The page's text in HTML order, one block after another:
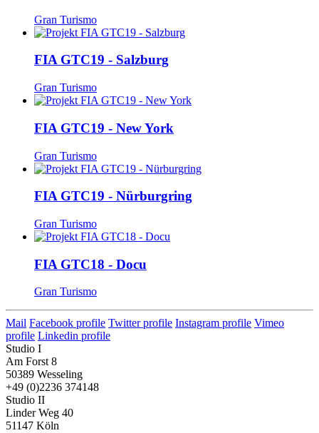
Gran Turismo
FIA GTC19 - Salzburg
Gran Turismo
FIA GTC19 - New York
Gran Turismo
FIA GTC19 - Nürburgring
Gran Turismo
FIA GTC18 - Docu
Gran Turismo
Mail Facebook profile Twitter profile Instagram profile Vimeo
profile Linkedin profile
Studio I
Am Forst 8
50389 Wesseling
+49 (0)2236 374148
Studio II
Linder Weg 40
51147 Köln